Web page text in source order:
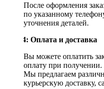
После оформления
по указанному
уточнения деталей.
Шаг 4: Оплата и доставка
Вы можете оплатить
оплату при получении.
Мы предлагаем
курьерскую доставку,